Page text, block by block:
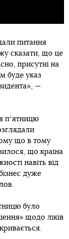
питання
сказати, що це
присутні на
буде указ
—
пʼятницю
що в тому
що країна
навіть від
дуже
було
щодо ліків